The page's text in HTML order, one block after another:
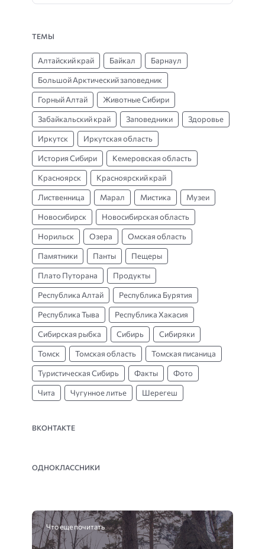
ТЕМЫ
Алтайский край Байкал Барнаул
Большой Арктический заповедник
Горный Алтай Животные Сибири
Забайкальский край Заповедники Здоровье
Иркутск Иркутская область
История Сибири Кемеровская область
Красноярск Красноярский край
Лиственница Марал Мистика Музеи
Новосибирск Новосибирская область
Норильск Озера Омская область
Памятники Панты Пещеры
Плато Путорана Продукты
Республика Алтай Республика Бурятия
Республика Тыва Республика Хакасия
Сибирская рыбка Сибирь Сибиряки
Томск Томская область Томская писаница
Туристическая Сибирь Факты Фото
Чита Чугунное литье Шерегеш
ВКОНТАКТЕ
ОДНОКЛАССНИКИ
Что еще почитать